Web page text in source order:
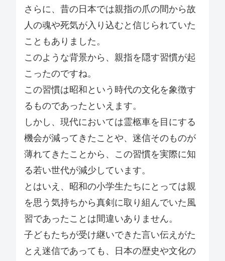
さらに、昔の日本では親指の爪の間から故
人の魂や死気が入り込むと信じられていた
こともありました。
このような背景から、親指を隠す習慣が起
こったのですね。
この習慣は昭和という時代の文化を象徴す
るものであったといえます。
しかし、現代においては霊柩車を目にする
機会が減ってきたことや、迷信そのものが
薄れてきたことから、この習慣を実際に知
る若い世代が減少しています。
とはいえ、昭和の小学生たちにとっては親
を思う気持ちから真剣に取り組んでいた風
習であったことは間違いありません。
子どもたちが受け継いできた言い伝えがた
とえ迷信であっても、日本の歴史や文化の